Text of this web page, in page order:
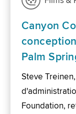
Canyon
Palm
Steve
Foundation,